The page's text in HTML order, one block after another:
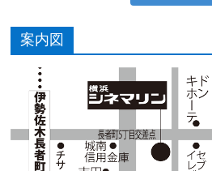
案内図